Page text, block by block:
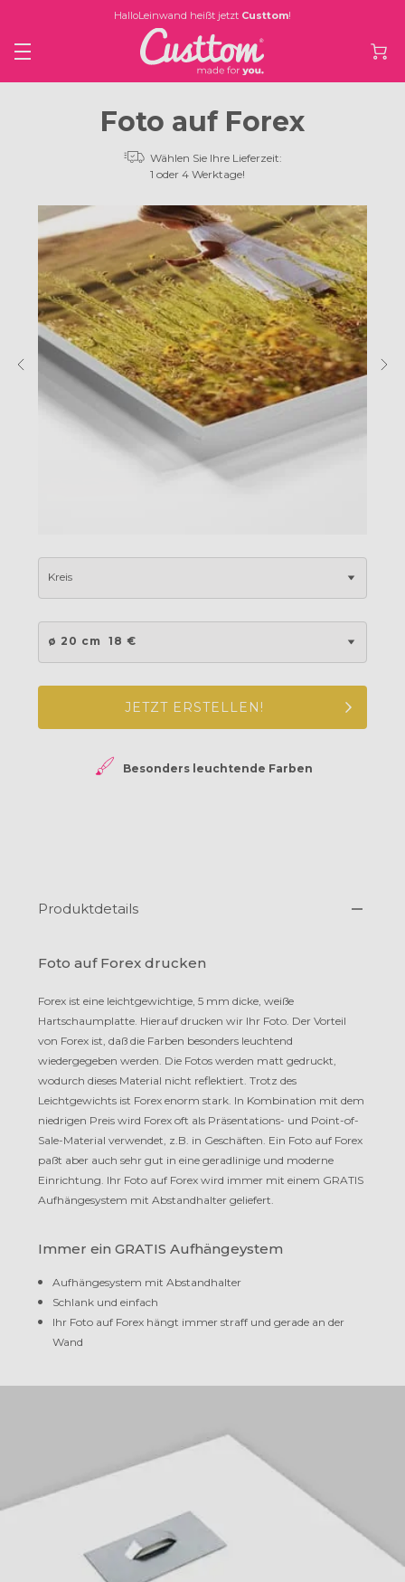
HalloLeinwand heißt jetzt Custtom!
Foto auf Forex
Wählen Sie Ihre Lieferzeit:
1 oder 4 Werktage!
Kreis
ø 20 cm 18 €
JETZT ERSTELLEN!
Besonders leuchtende Farben
Produktdetails
Foto auf Forex drucken
Forex ist eine leichtgewichtige, 5 mm dicke, weiße
Hartschaumplatte. Hierauf drucken wir Ihr Foto. Der Vorteil
von Forex ist, daß die Farben besonders leuchtend
wiedergegeben werden. Die Fotos werden matt gedruckt,
wodurch dieses Material nicht reflektiert. Trotz des
Leichtgewichts ist Forex enorm stark. In Kombination mit dem
niedrigen Preis wird Forex oft als Präsentations- und Point-of-
Sale-Material verwendet, z.B. in Geschäften. Ein Foto auf Forex
paßt aber auch sehr gut in eine geradlinige und moderne
Einrichtung. Ihr Foto auf Forex wird immer mit einem GRATIS
Aufhängesystem mit Abstandhalter geliefert.
Immer ein GRATIS Aufhängeystem
Aufhängesystem mit Abstandhalter
Schlank und einfach
Ihr Foto auf Forex hängt immer straff und gerade an der
Wand